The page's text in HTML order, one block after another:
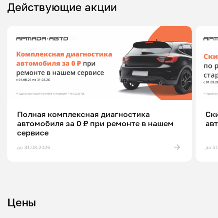
Действующие акции
Полная комплексная диагностика
автомобиля за 0 ₽ при ремонте в нашем
сервисе
до 31.08.2026 до
Цены